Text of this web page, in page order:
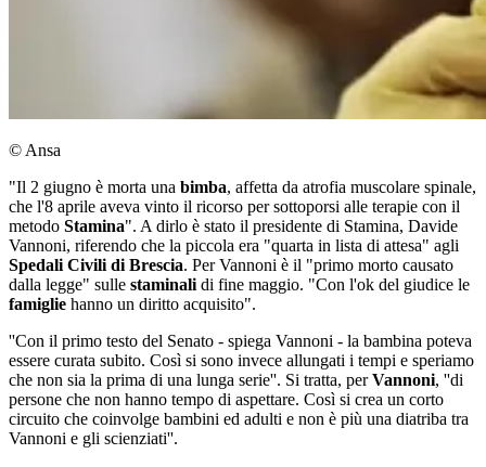
© Ansa
"Il 2 giugno è morta una bimba, affetta da atrofia muscolare spinale,
che l'8 aprile aveva vinto il ricorso per sottoporsi alle terapie con il
metodo Stamina". A dirlo è stato il presidente di Stamina, Davide
Vannoni, riferendo che la piccola era "quarta in lista di attesa" agli
Spedali Civili di Brescia. Per Vannoni è il "primo morto causato
dalla legge" sulle staminali di fine maggio. "Con l'ok del giudice le
famiglie hanno un diritto acquisito".
''Con il primo testo del Senato - spiega Vannoni - la bambina poteva
essere curata subito. Così si sono invece allungati i tempi e speriamo
che non sia la prima di una lunga serie''. Si tratta, perVannoni, ''di
persone che non hanno tempo di aspettare. Così si crea un corto
circuito che coinvolge bambini ed adulti e non è più una diatriba tra
Vannoni e gli scienziati''.